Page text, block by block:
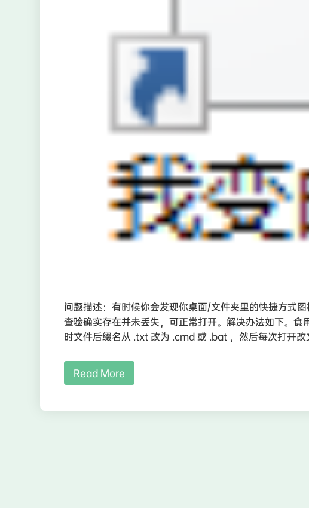
问题描述：有时候你会发现你桌面/文件夹里的快捷方式
查验确实存在并未丢失，可正常打开。解决办法如下。
时文件后缀名从 .txt 改为 .cmd 或 .bat ，然后每次打开
Read More